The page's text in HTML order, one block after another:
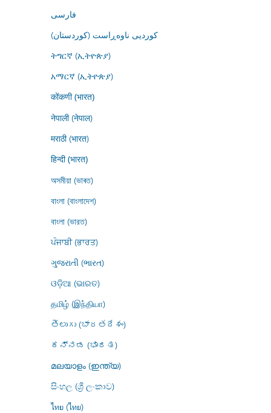
فارسى
کوردیی ناوەڕاست (کوردستان)
ትግርኛ (ኢትዮጵያ)
አማርኛ (ኢትዮጵያ)
कोंकणी (भारत)
नेपाली (नेपाल)
मराठी (भारत)
हिन्दी (भारत)
অসমীয়া (ভাৰত)
বাংলা (বাংলাদেশ)
বাংলা (ভারত)
ਪੰਜਾਬੀ (ਭਾਰਤ)
ગુજરાતી (ભારત)
ଓଡ଼ିଆ (ଭାରତ)
தமிழ் (இந்தியா)
తెలుగు (భారతదేశం)
ಕನ್ನಡ (ಭಾರತ)
മലയാളം (ഇന്ത്യ)
සිංහල (ශ්‍රී ලංකාව)
ไทย (ไทย)